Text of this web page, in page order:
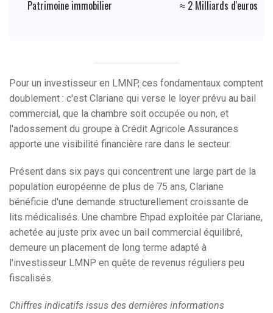
Patrimoine immobilier ≈ 2 Milliards d'euros
Pour un investisseur en LMNP, ces fondamentaux comptent
doublement : c'est Clariane qui verse le loyer prévu au bail
commercial, que la chambre soit occupée ou non, et
l'adossement du groupe à Crédit Agricole Assurances
apporte une visibilité financière rare dans le secteur.
Présent dans six pays qui concentrent une large part de la
population européenne de plus de 75 ans, Clariane
bénéficie d'une demande structurellement croissante de
lits médicalisés. Une chambre Ehpad exploitée par Clariane,
achetée au juste prix avec un bail commercial équilibré,
demeure un placement de long terme adapté à
l'investisseur LMNP en quête de revenus réguliers peu
fiscalisés.
Chiffres indicatifs issus des dernières informations